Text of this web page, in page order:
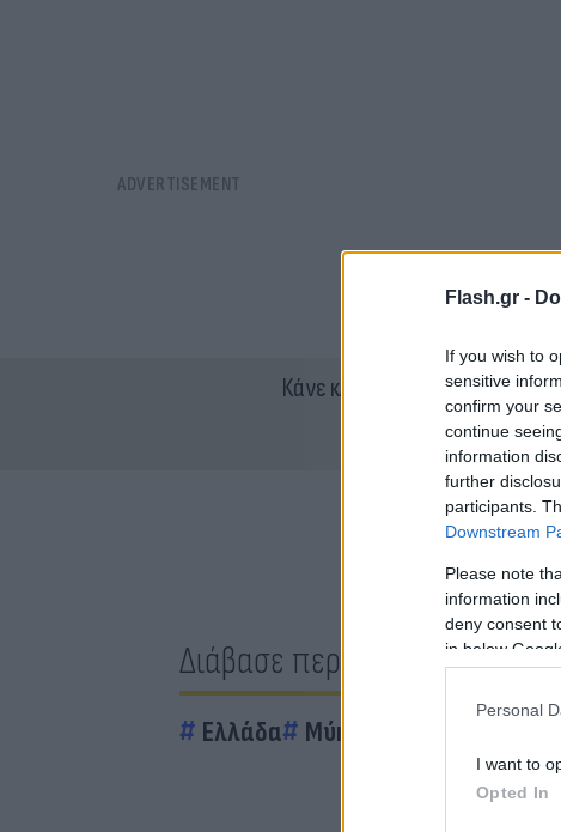
Flash.gr -
If you wish to
sensitive
confirm your
continue
information
further
participants.
Downstream
Please note
information
deny consent
in below
Personal
I want to
Opted In
Κάνε κλικ και δες
Διάβασε περισσότερα
Ελλάδα Μύκονος